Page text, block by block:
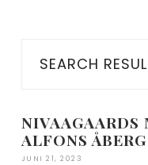
SEARCH
NIVAAGAARDS
ALFONS
JUNI 21, 2023